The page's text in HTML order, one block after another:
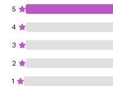
5
4
3
2
1